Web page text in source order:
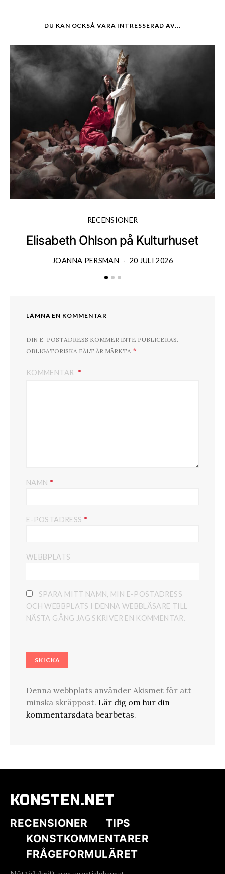
DU KAN OCKSÅ VARA INTRESSERAD AV...
RECENSIONER
Elisabeth Ohlson på Kulturhuset
JOANNA PERSMAN 20 JULI 2026
LÄMNA EN KOMMENTAR
DIN E-POSTADRESS KOMMER INTE PUBLICERAS.
OBLIGATORISKA FÄLT ÄR MÄRKTA *
KOMMENTAR
NAMN *
E-POSTADRESS *
WEBBPLATS
SPARA MITT NAMN, MIN E-POSTADRESS
OCH WEBBPLATS I DENNA WEBBLÄSARE TILL
NÄSTA GÅNG JAG SKRIVER EN KOMMENTAR.
Denna webbplats använder Akismet för att
minska skräppost. Lär dig om hur din
kommentarsdata bearbetas.
KONSTEN.NET
RECENSIONER
TIPS
KONSTKOMMENTARER
FRÅGEFORMULÄRET